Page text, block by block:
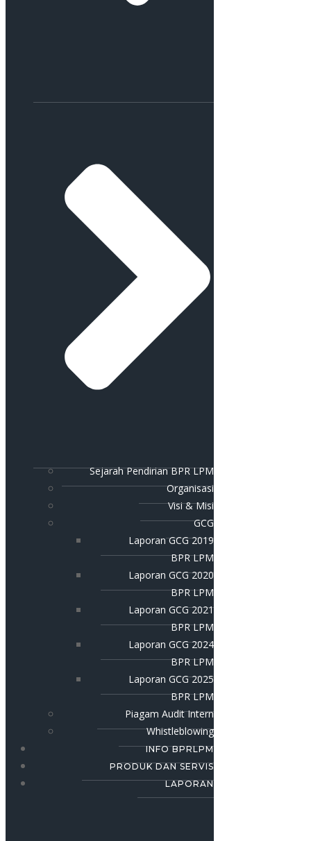
Sejarah Pendirian BPR LPM
Organisasi
Visi & Misi
GCG
Laporan GCG 2019
BPR LPM
Laporan GCG 2020
BPR LPM
Laporan GCG 2021
BPR LPM
Laporan GCG 2024
BPR LPM
Laporan GCG 2025
BPR LPM
Piagam Audit Intern
Whistleblowing
INFO BPRLPM
PRODUK DAN SERVIS
LAPORAN